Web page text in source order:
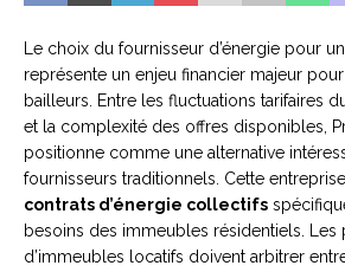
Le choix du fournisseur d’énergie pour un
représente un enjeu financier majeur
bailleurs. Entre les fluctuations tarifaires
et la complexité des offres disponibles,
positionne comme une alternative
fournisseurs traditionnels. Cette
contrats d’énergie collectifs
besoins des immeubles résidentiels. Les
d’immeubles locatifs doivent arbitrer